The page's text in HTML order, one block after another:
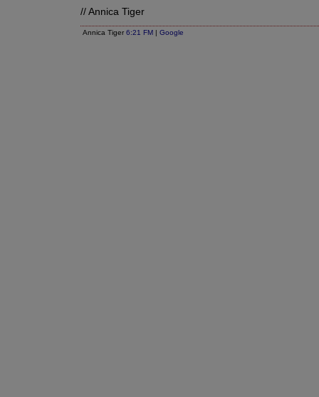
// Annica Tiger
Annica Tiger 6:21 FM | Google